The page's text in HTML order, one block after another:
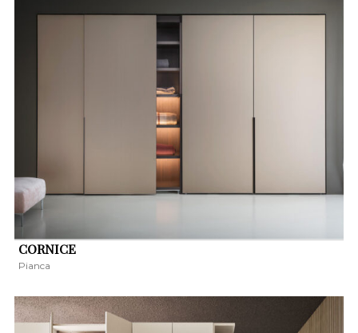
CORNICE
Pianca